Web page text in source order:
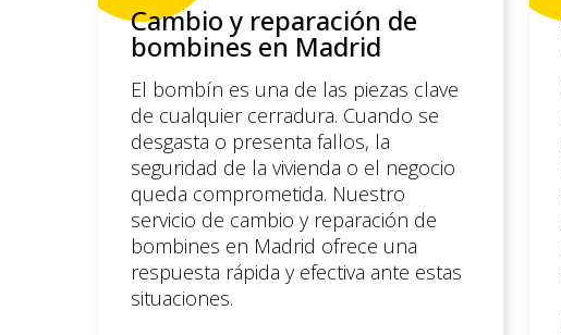
Cambio y reparación de
bombines en Madrid
El bombín es una de las piezas clave
de cualquier cerradura. Cuando se
desgasta o presenta fallos, la
seguridad de la vivienda o el negocio
queda comprometida. Nuestro
servicio de cambio y reparación de
bombines en Madrid ofrece una
respuesta rápida y efectiva ante estas
situaciones.